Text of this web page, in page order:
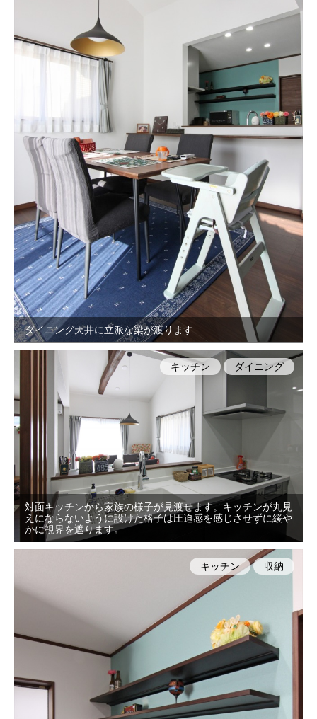
ダイニング天井に立派な梁が渡ります
対面キッチンから家族の様子が見渡せます。キッチンが丸見
えにならないように設けた格子は圧迫感を感じさせずに緩や
かに視界を遮ります。
キッチン ダイニング
キッチン 収納